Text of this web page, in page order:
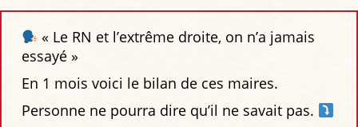
« Le RN et l’extrême droite, on n’a jamais
essayé »
En 1 mois voici le bilan de ces maires.
Personne ne pourra dire qu’il ne savait pas.